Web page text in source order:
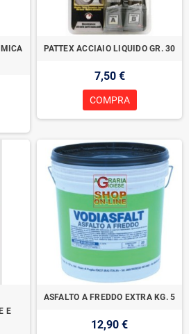
PATTEX ACCIAIO LIQUIDO GR. 30
7,50 €
COMPRA
E
ASFALTO A FREDDO EXTRA KG. 5
12,90 €